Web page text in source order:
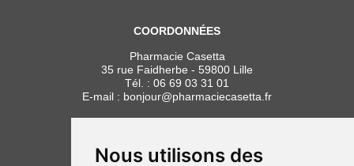
Nous utilisons des
COORDONNÉES
Pharmacie Casetta
35 rue Faidherbe - 59800 Lille
Tél. : 06 69 03 31 01
E-mail : bonjour@pharmaciecasetta.fr
HORAIRES
Lundi au vendredi : 8h30 à 19h30
Samedi : 9h00 à 19h30